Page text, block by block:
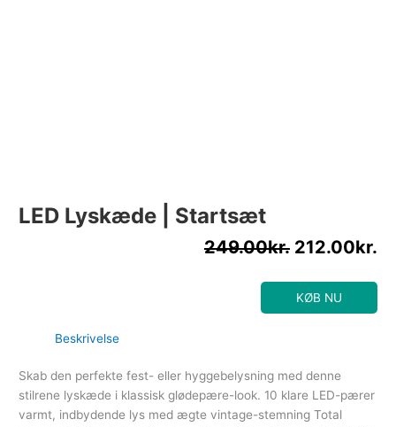
LED Lyskæde | Startsæt
249.00kr. 212.00kr.
KØB NU
Beskrivelse
Skab den perfekte fest- eller hyggebelysning med denne
stilrene lyskæde i klassisk glødepære-look. 10 klare LED-pærer
varmt, indbydende lys med ægte vintage-stemning Total